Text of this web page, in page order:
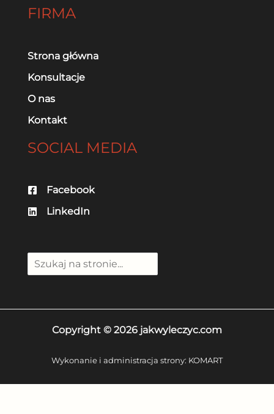
FIRMA
Strona główna
Konsultacje
O nas
Kontakt
SOCIAL MEDIA
Facebook
LinkedIn
Copyright © 2026 jakwyleczyc.com
Wykonanie i administracja strony: KOMART